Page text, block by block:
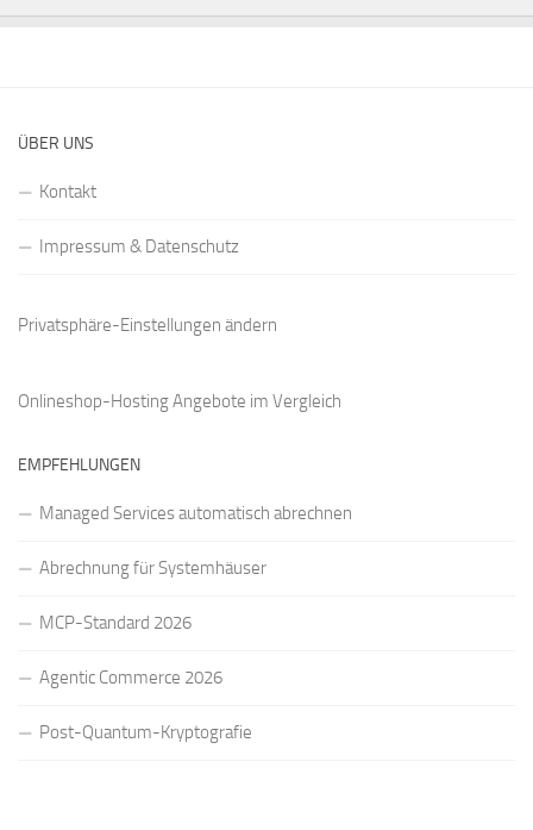
ÜBER UNS
Kontakt
Impressum & Datenschutz
Privatsphäre-Einstellungen ändern
Onlineshop-Hosting Angebote im Vergleich
EMPFEHLUNGEN
Managed Services automatisch abrechnen
Abrechnung für Systemhäuser
MCP-Standard 2026
Agentic Commerce 2026
Post-Quantum-Kryptografie